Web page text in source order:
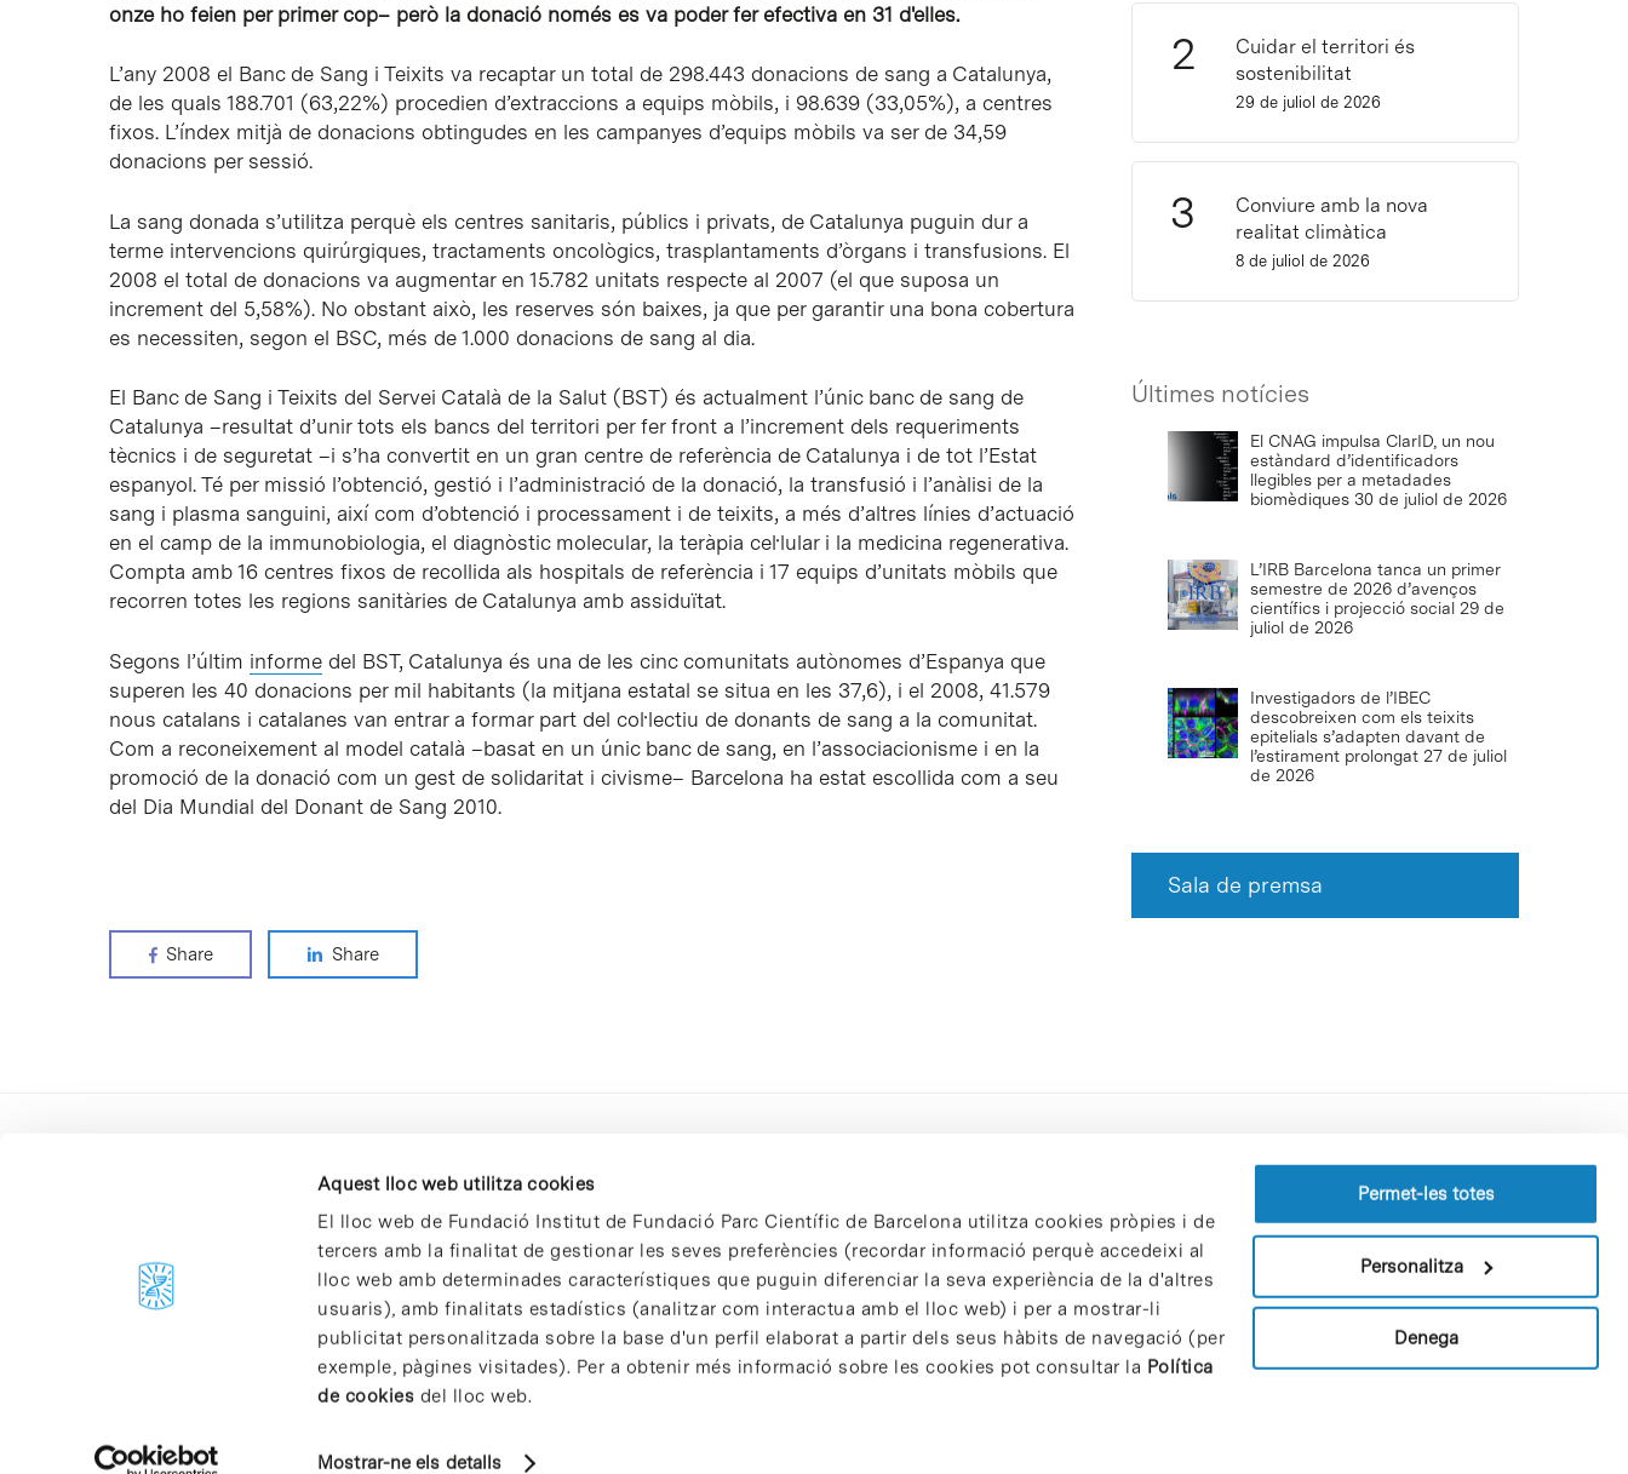
Aquest lloc web utilitza cookies
El lloc web de Fundació Institut de Fundació Parc Científic de Barcelona utilitza cookies pròpies i de
tercers amb la finalitat de gestionar les seves preferències (recordar informació perquè accedeixi al
lloc web amb determinades característiques que puguin diferenciar la seva experiència de la d'altres
usuaris), amb finalitats estadístics (analitzar com interactua amb el lloc web) i per a mostrar-li
publicitat personalitzada sobre la base d'un perfil elaborat a partir dels seus hàbits de navegació (per
exemple, pàgines visitades). Per a obtenir més informació sobre les cookies pot consultar la Política
de cookies del lloc web.
Mostrar-ne els detalls
Permet-les totes
Personalitza
Denega
onze ho feien per primer cop– però la donació només es va poder fer efectiva en 31 d'elles.
L’any 2008 el Banc de Sang i Teixits va recaptar un total de 298.443 donacions de sang a Catalunya,
de les quals 188.701 (63,22%) procedien d’extraccions a equips mòbils, i 98.639 (33,05%), a centres
fixos. L’índex mitjà de donacions obtingudes en les campanyes d’equips mòbils va ser de 34,59
donacions per sessió.
La sang donada s’utilitza perquè els centres sanitaris, públics i privats, de Catalunya puguin dur a
terme intervencions quirúrgiques, tractaments oncològics, trasplantaments d’òrgans i transfusions. El
2008 el total de donacions va augmentar en 15.782 unitats respecte al 2007 (el que suposa un
increment del 5,58%). No obstant això, les reserves són baixes, ja que per garantir una bona cobertura
es necessiten, segon el BSC, més de 1.000 donacions de sang al dia.
El Banc de Sang i Teixits del Servei Català de la Salut (BST) és actualment l’únic banc de sang de
Catalunya –resultat d’unir tots els bancs del territori per fer front a l’increment dels requeriments
tècnics i de seguretat –i s’ha convertit en un gran centre de referència de Catalunya i de tot l’Estat
espanyol. Té per missió l’obtenció, gestió i l’administració de la donació, la transfusió i l’anàlisi de la
sang i plasma sanguini, així com d’obtenció i processament i de teixits, a més d’altres línies d’actuació
en el camp de la immunobiologia, el diagnòstic molecular, la teràpia cel·lular i la medicina regenerativa.
Compta amb 16 centres fixos de recollida als hospitals de referència i 17 equips d’unitats mòbils que
recorren totes les regions sanitàries de Catalunya amb assiduïtat.
Segons l’últim informe del BST, Catalunya és una de les cinc comunitats autònomes d’Espanya que
superen les 40 donacions per mil habitants (la mitjana estatal se situa en les 37,6), i el 2008, 41.579
nous catalans i catalanes van entrar a formar part del col·lectiu de donants de sang a la comunitat.
Com a reconeixement al model català –basat en un únic banc de sang, en l’associacionisme i en la
promoció de la donació com un gest de solidaritat i civisme– Barcelona ha estat escollida com a seu
del Dia Mundial del Donant de Sang 2010.
Share Share
Cuidar el territori és
sostenibilitat
29 de juliol de 2026
Conviure amb la nova
realitat climàtica
8 de juliol de 2026
Últimes notícies
El CNAG impulsa ClarID, un nou
estàndard d’identificadors
llegibles per a metadades
biomèdiques 30 de juliol de 2026
L’IRB Barcelona tanca un primer
semestre de 2026 d’avenços
científics i projecció social 29 de
juliol de 2026
Investigadors de l’IBEC
descobreixen com els teixits
epitelials s’adapten davant de
l’estirament prolongat 27 de juliol
de 2026
Sala de premsa
C/Baldiri Reixac, 4-12 i 15
Perfil del contractant
Política de privacitat
Avís Legal
Política de cookies
Patrons i patrocinadors
Borsa de treball
Contacte